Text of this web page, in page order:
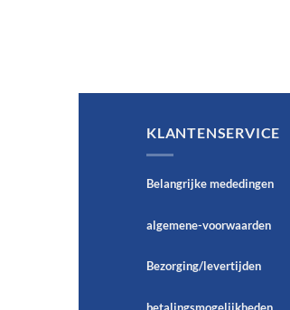
KLANTENSERVICE
Belangrijke mededingen
algemene-voorwaarden
Bezorging/levertijden